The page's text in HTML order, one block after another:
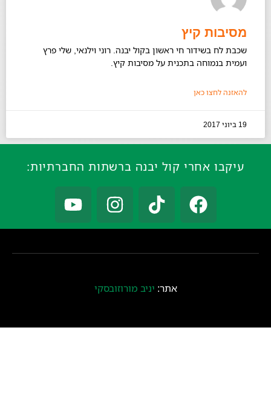
מסיבות קיץ
שכבת לח בשידור חי ראשון בקול יבנה. רוני וילנאי, שלי פרץ
ועמית בנמוחה בתכנית על מסיבות קיץ.
להאזנה לחצו כאן
19 ביוני 2017
עיקבו אחרי קול יבנה ברשתות החברתיות:
אתר: יניב מורוזובסקי